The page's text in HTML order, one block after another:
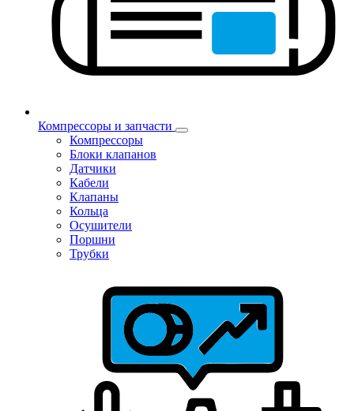
Компрессоры и запчасти
Компрессоры
Блоки клапанов
Датчики
Кабели
Клапаны
Кольца
Осушители
Поршни
Трубки